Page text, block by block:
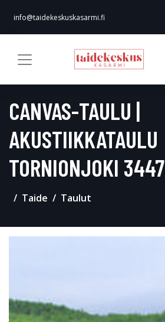
info@taidekeskuskasarmi.fi
CANVAS-TAULU |
AKUSTIIKKATAULU
TORNIONJOKI 3447
Taide Taulut